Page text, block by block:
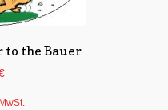
to the Bauer